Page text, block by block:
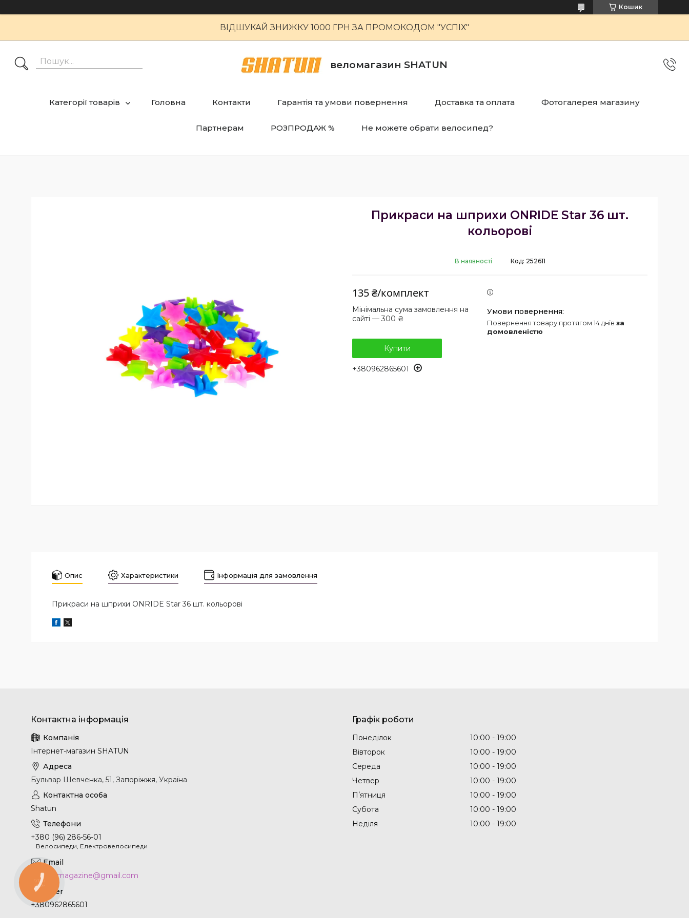
Кошик
ВІДШУКАЙ ЗНИЖКУ 1000 ГРН ЗА ПРОМОКОДОМ "УСПІХ"
веломагазин SHATUN
Категорії товарів Головна Контакти Гарантія та умови повернення Доставка та оплата Фотогалерея магазину
Партнерам РОЗПРОДАЖ % Не можете обрати велосипед?
Прикраси на шприхи ONRIDE Star 36 шт.
кольорові
В наявності Код: 252611
135 ₴/комплект
Мінімальна сума замовлення на
сайті — 300 ₴
Купити
+380962865601
повернення товару протягом 14 днів за
домовленістю
Опис Характеристики Інформація для замовлення
Прикраси на шприхи ONRIDE Star 36 шт. кольорові
Інтернет-магазин SHATUN
Бульвар Шевченка, 51, Запоріжжя, Україна
Shatun
+380 (96) 286-56-01
Велосипеди, Електровелосипеди
shatun.magazine@gmail.com
+380962865601
Графік роботи
Понеділок 10:00
19:00
Вівторок
10:00
19:00
Середа
10:00
19:00
Четвер
10:00
19:00
Пʼятниця
10:00
19:00
Субота
10:00
19:00
Неділя
10:00 19:00
КНОПКА
ЗВ'ЯЗКУ